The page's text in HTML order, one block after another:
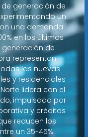
generación de
un
una demanda
en los últimos
generación de
representan
las nuevas
y residenciales
lidera con el
impulsada por
y créditos
reducen los
un 35-45%.